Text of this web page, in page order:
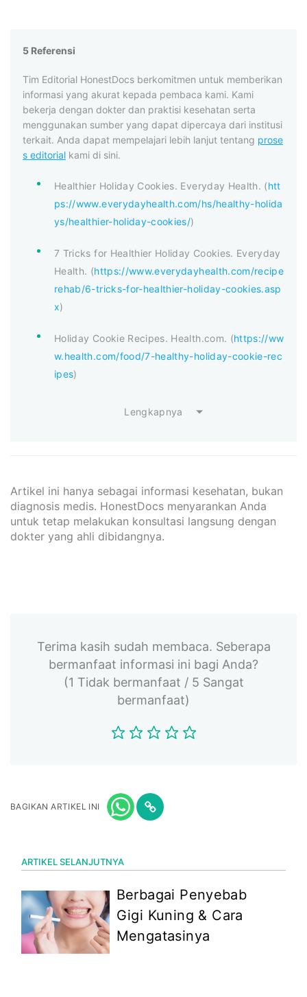
5 Referensi
Tim Editorial HonestDocs berkomitmen untuk memberikan
informasi yang akurat kepada pembaca kami. Kami
bekerja dengan dokter dan praktisi kesehatan serta
menggunakan sumber yang dapat dipercaya dari institusi
terkait. Anda dapat mempelajari lebih lanjut tentang prose
s editorial kami di sini.
Healthier Holiday Cookies. Everyday Health. (htt
ps://www.everydayhealth.com/hs/healthy-holida
ys/healthier-holiday-cookies/)
7 Tricks for Healthier Holiday Cookies. Everyday
Health. (https://www.everydayhealth.com/recipe
rehab/6-tricks-for-healthier-holiday-cookies.asp
x)
Holiday Cookie Recipes. Health.com. (https://ww
w.health.com/food/7-healthy-holiday-cookie-rec
ipes)
Lengkapnya
Artikel ini hanya sebagai informasi kesehatan, bukan
diagnosis medis. HonestDocs menyarankan Anda
untuk tetap melakukan konsultasi langsung dengan
dokter yang ahli dibidangnya.
Terima kasih sudah membaca. Seberapa
bermanfaat informasi ini bagi Anda?
(1 Tidak bermanfaat / 5 Sangat
bermanfaat)
BAGIKAN ARTIKEL INI
ARTIKEL SELANJUTNYA
Berbagai Penyebab
Gigi Kuning & Cara
Mengatasinya